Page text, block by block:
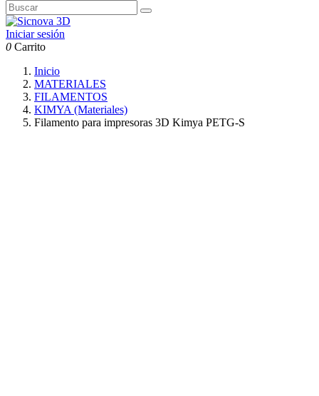
Iniciar sesión
0 Carrito
Inicio
MATERIALES
FILAMENTOS
KIMYA (Materiales)
Filamento para impresoras 3D Kimya PETG-S